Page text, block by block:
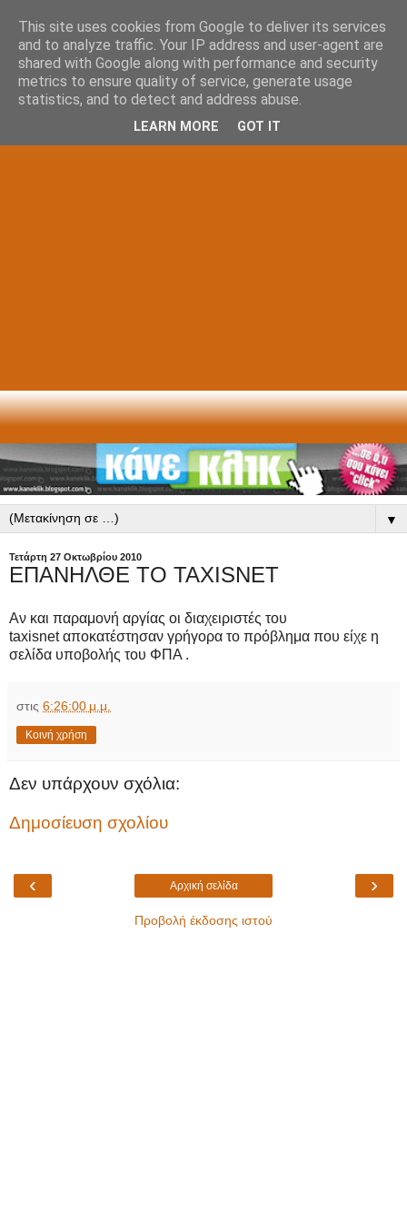
▼
Τετάρτη 27 Οκτωβρίου 2010
ΕΠΑΝΗΛΘΕ ΤΟ TAXISNET
Αν και παραμονή αργίας οι διαχειριστές του
taxisnet αποκατέστησαν γρήγορα το πρόβλημα που είχε η
σελίδα υποβολής του ΦΠΑ .
στις 6:26:00 μ.μ.
Κοινή χρήση
Δεν υπάρχουν σχόλια:
Δημοσίευση σχολίου
‹ ›
Αρχική σελίδα
Προβολή έκδοσης ιστού
This site uses cookies from Google to deliver its services
and to analyze traffic. Your IP address and user-agent are
shared with Google along with performance and security
metrics to ensure quality of service, generate usage
statistics, and to detect and address abuse.
LEARN MORE GOT IT